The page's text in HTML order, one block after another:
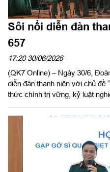
Sôi nổi diễn đàn
657
17:20 30/06/2026
(QK7 Online) – Ngày 30/6,
diễn đàn thanh niên với chủ đề
thức chính trị vững, kỷ luật